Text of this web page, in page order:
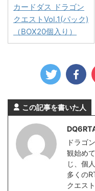
カードダス ドラゴン
クエストVol.1(パック)
（BOX20個入り）
この記事を書いた人
ドラゴ
観始め
じ、個
多くの
クエス